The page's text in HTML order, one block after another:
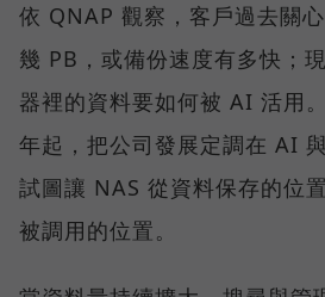
依 QNAP 觀察，客戶過去關心
幾 PB，或備份速度有多快；
器裡的資料要如何被 AI 活用
年起，把公司發展定調在 AI
試圖讓 NAS 從資料保存的位
被調用的位置。